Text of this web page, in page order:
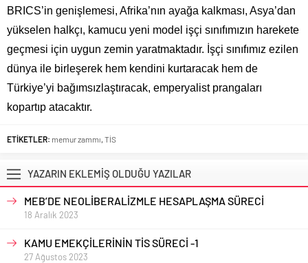
BRICS’in genişlemesi, Afrika’nın ayağa kalkması, Asya’dan
yükselen halkçı, kamucu yeni model işçi sınıfımızın harekete
geçmesi için uygun zemin yaratmaktadır. İşçi sınıfımız ezilen
dünya ile birleşerek hem kendini kurtaracak hem de
Türkiye’yi bağımsızlaştıracak, emperyalist prangaları
kopartıp atacaktır.
ETİKETLER: memur zammı, TİS
YAZARIN EKLEMİŞ OLDUĞU YAZILAR
MEB’DE NEOLİBERALİZMLE HESAPLAŞMA SÜRECİ
18 Aralık 2023
KAMU EMEKÇİLERİNİN TİS SÜRECİ -1
27 Ağustos 2023